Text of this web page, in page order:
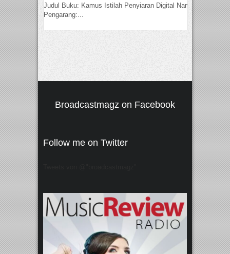
Judul Buku: Kamus Istilah Penyiaran Digital Nama
Pengarang:...
Broadcastmagz on Facebook
Follow me on Twitter